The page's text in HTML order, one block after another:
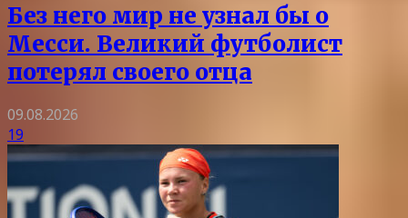
Без него мир не узнал бы о
Месси. Великий футболист
потерял своего отца
09.08.2026
19